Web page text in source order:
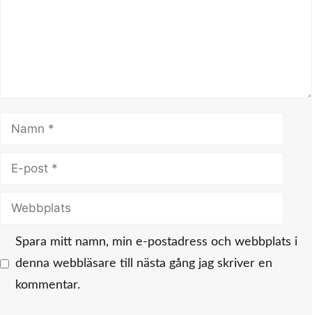
Namn
Webbplats
Spara mitt namn, min e-postadress och webbplats i
denna webbläsare till nästa gång jag skriver en
kommentar.